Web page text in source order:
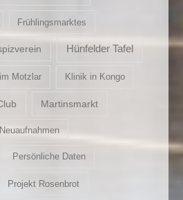
Frühlingsmarktes
Hünfelder Tafel
Motzlar Klinik in Kongo
Martinsmarkt
Neuaufnahmen
Persönliche Daten
Projekt Rosenbrot